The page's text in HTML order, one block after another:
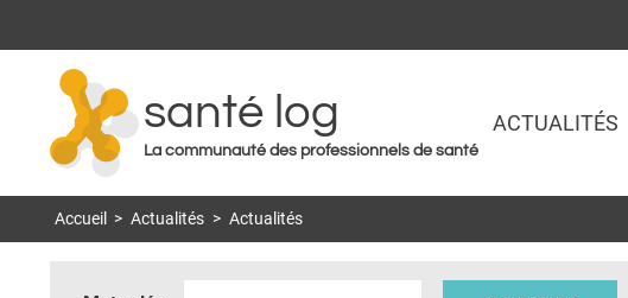
santé log
La communauté des professionnels de santé
ACTUALITÉS
Accueil > Actualités > Actualités